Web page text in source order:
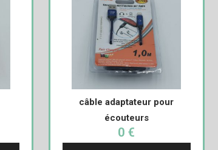
câble adaptateur pour
écouteurs
0 €